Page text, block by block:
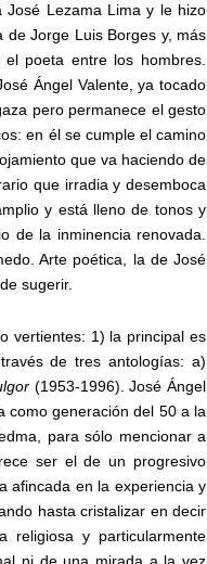
Lezama Lima y le hizo
de Jorge Luis Borges y, más
poeta entre los hombres.
Ángel Valente, ya tocado
pero permanece el gesto
en él se cumple el camino
que va haciendo de
que irradia y desemboca
y está lleno de tonos y
de la inminencia renovada.
Arte poética, la de José
sugerir.
vertientes: 1) la principal es
de tres antologías: a)
(1953-1996). José Ángel
como generación del 50 a la
para sólo mencionar a
ser el de un progresivo
afincada en la experiencia y
hasta cristalizar en decir
religiosa y particularmente